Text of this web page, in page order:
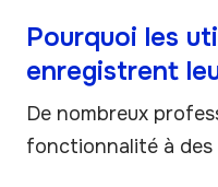
Pourquoi les
enregistrent
De nombreux
fonctionnalité à des